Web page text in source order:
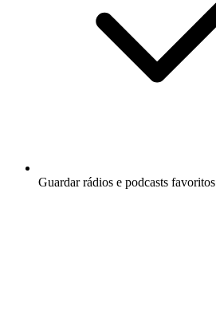
Guardar rádios e podcasts favoritos